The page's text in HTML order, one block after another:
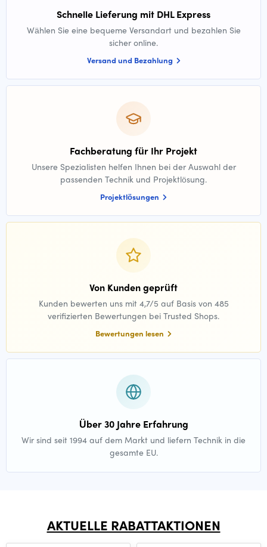
Schnelle Lieferung mit DHL Express
Wählen Sie eine bequeme Versandart und bezahlen Sie
sicher online.
Versand und Bezahlung
Fachberatung für Ihr Projekt
Unsere Spezialisten helfen Ihnen bei der Auswahl der
passenden Technik und Projektlösung.
Projektlösungen
Von Kunden geprüft
Kunden bewerten uns mit 4,7/5 auf Basis von 485
verifizierten Bewertungen bei Trusted Shops.
Bewertungen lesen
Über 30 Jahre Erfahrung
Wir sind seit 1994 auf dem Markt und liefern Technik in die
gesamte EU.
AKTUELLE RABATTAKTIONEN